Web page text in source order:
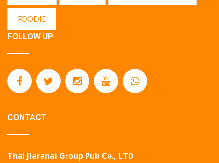
FOODIE
FOLLOW UP
CONTACT
Thai Jiaranai Group Pub Co., LTD